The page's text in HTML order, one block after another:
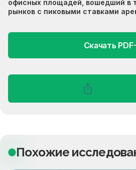
офисных площадей, вошедший в
рынков с пиковыми ставками
Скачать PDF
Похожие